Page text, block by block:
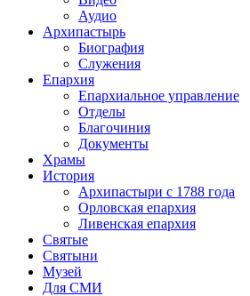
Аудио
Архипастырь
Биография
Служения
Епархия
Епархиальное управление
Отделы
Благочиния
Документы
Храмы
История
Архипастыри с 1788 года
Орловская епархия
Ливенская епархия
Святые
Святыни
Музей
Для СМИ